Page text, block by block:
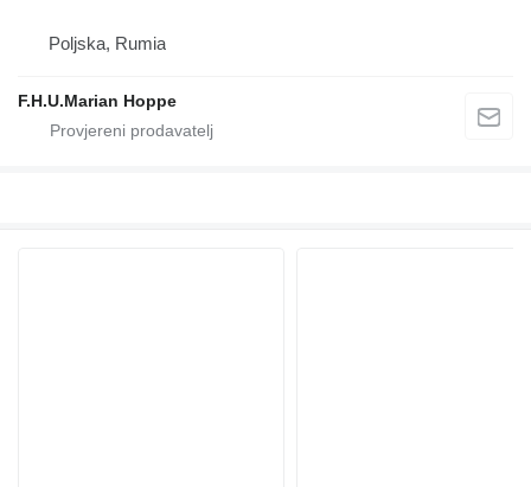
Poljska, Rumia
F.H.U.Marian Hoppe